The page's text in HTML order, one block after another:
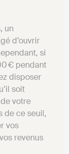
un
d’ouvrir
si
€ pendant
disposer
soit
votre
de ce seuil,
vos
revenus